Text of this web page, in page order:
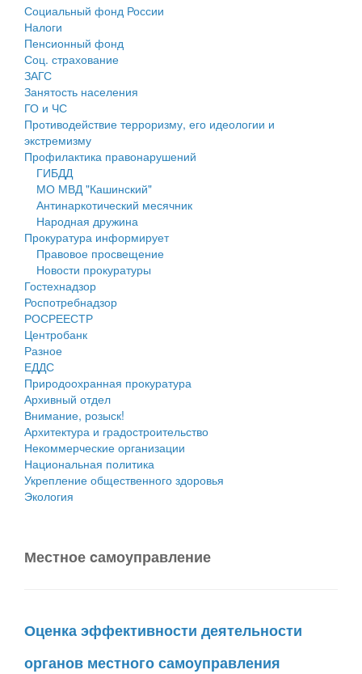
Антимонопольный комплаенс
Противодействие коррупции
Муниципальные программы
Контрольно-счетная палата
Персональные данные
Оценка регулирующего воздействия
Деятельность МУ
Нормативы градостроительного проектирования
Правила землепользования и застройки
Генеральные планы
Проекты планировки территории
Собрание депутатов
Городское поселение
Сельские поселения
Социальный фонд России
Налоги
Пенсионный фонд
Соц. страхование
ЗАГС
Занятость населения
ГО и ЧС
Противодействие терроризму, его идеологии и
экстремизму
Профилактика правонарушений
ГИБДД
МО МВД "Кашинский"
Антинаркотический месячник
Народная дружина
Прокуратура информирует
Правовое просвещение
Новости прокуратуры
Гостехнадзор
Роспотребнадзор
РОСРЕЕСТР
Центробанк
Разное
ЕДДС
Природоохранная прокуратура
Архивный отдел
Внимание, розыск!
Архитектура и градостроительство
Некоммерческие организации
Национальная политика
Укрепление общественного здоровья
Экология
Местное cамоуправление
Оценка эффективности деятельности
органов местного самоуправления